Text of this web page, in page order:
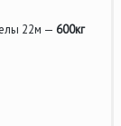
22м — 600кг